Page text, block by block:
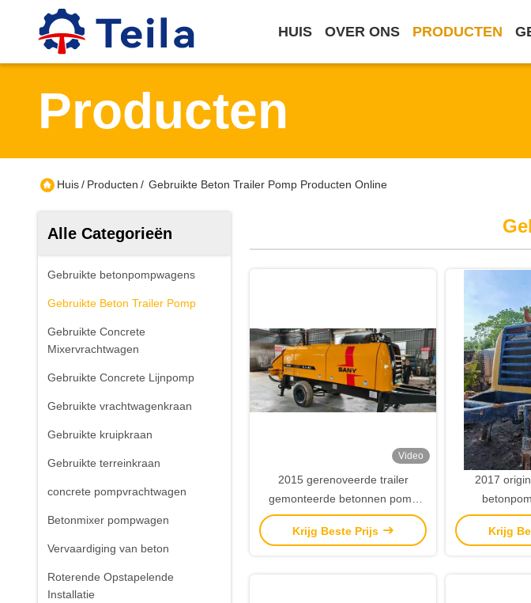
HUIS OVER ONS PRODUCTEN
Producten
Huis/ Producten / Gebruikte Beton Trailer Pomp Producten Online
Alle Categorieën
Gebruikte betonpompwagens
Gebruikte Beton Trailer Pomp
Gebruikte Concrete
Mixervrachtwagen
Gebruikte Concrete Lijnpomp
Gebruikte vrachtwagenkraan
Gebruikte kruipkraan
Gebruikte terreinkraan
concrete pompvrachtwagen
Betonmixer pompwagen
Vervaardiging van beton
Roterende Opstapelende
Installatie
Video
2015 gerenoveerde trailer
gemonteerde betonnen pomp
Sany 8018 stationary trailer
pomp
Krijg Beste Prijs
2017
stationaire
Krijg